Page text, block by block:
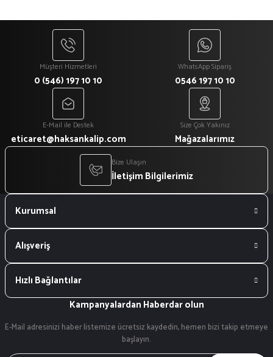
Müşteri Hizmetleri
0 (546) 197 10 10
WhatsApp Sipariş
0546 197 10 10
E-Mail ile Destek
eticaret@haksankalip.com
Size Çok Yakınız
Mağazalarımız
Bize Ulaşın
İletişim Bilgilerimiz
Kurumsal
Alışveriş
Hızlı Bağlantılar
Kampanyalardan Haberdar olun
E-Mail adresinizi haber listemize ücretsiz kaydedin, hemen bizi takip etmeye
başlayın.